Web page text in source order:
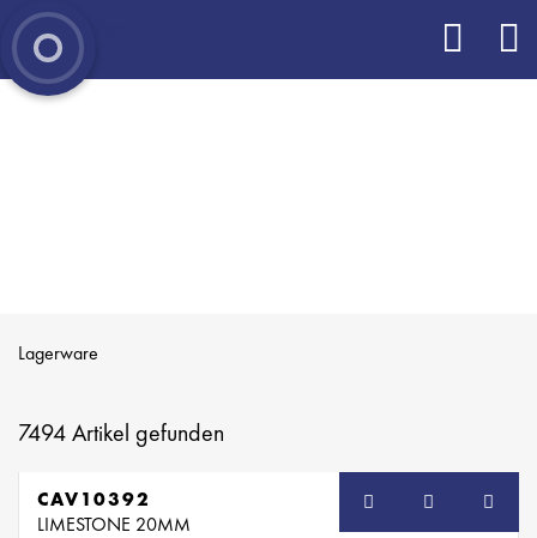
Lagerware
7494Artikel gefunden
CAV10392
LIMESTONE 20MM